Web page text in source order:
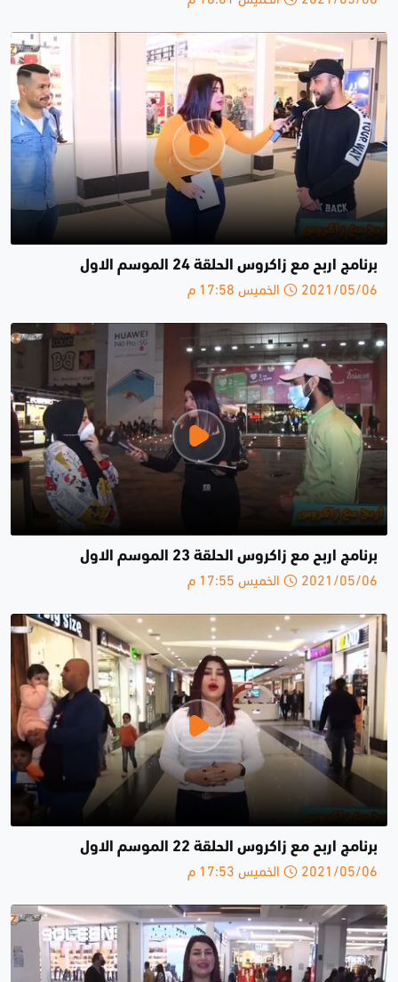
برنامج اربح مع زاكروس الحلقة 24 الموسم الاول
2021/05/06 الخميس 17:58 م
برنامج اربح مع زاكروس الحلقة 23 الموسم الاول
2021/05/06 الخميس 17:55 م
برنامج اربح مع زاكروس الحلقة 22 الموسم الاول
2021/05/06 الخميس 17:53 م